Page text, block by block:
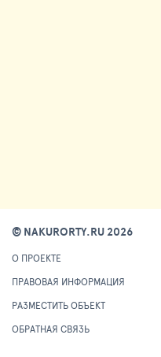
© NAKURORTY.RU 2026
О ПРОЕКТЕ
ПРАВОВАЯ ИНФОРМАЦИЯ
РАЗМЕСТИТЬ ОБЪЕКТ
ОБРАТНАЯ СВЯЗЬ